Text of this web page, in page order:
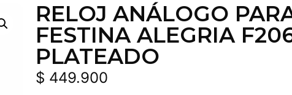
RELOJ ANÁLOGO
FESTINA ALEGRIA
PLATEADO
$ 449.900